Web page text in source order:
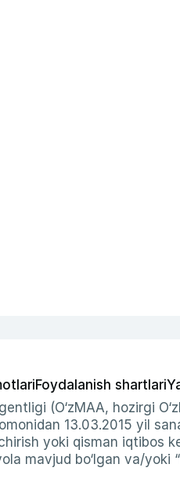
Foydalanish shartlari
(O‘zMAA, hozirgi
13.03.2015 yil
yoki qisman
mavjud bo‘lgan va/yoki